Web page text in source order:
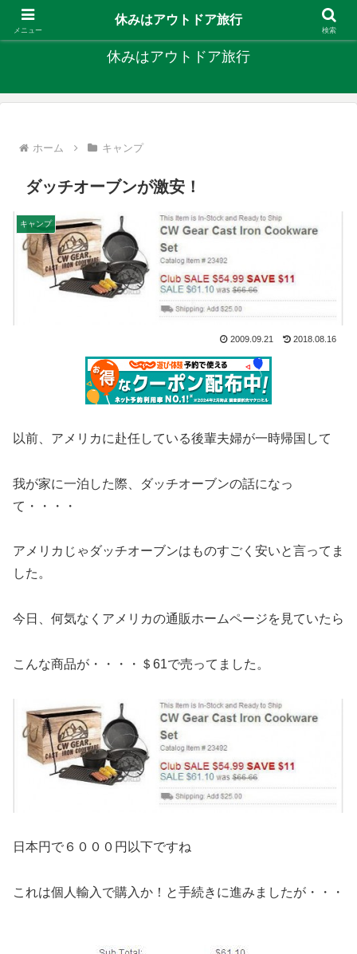
キャンプ、釣り、旅行など外遊びを楽しんでます
休みはアウトドア旅行
ホーム キャンプ
ダッチオーブンが激安！
キャンプ
2009.09.21 2018.08.16
以前、アメリカに赴任している後輩夫婦が一時帰国して
我が家に一泊した際、ダッチオーブンの話になっ
て・・・・
アメリカじゃダッチオーブンはものすごく安いと言ってま
した。
今日、何気なくアメリカの通販ホームページを見ていたら
こんな商品が・・・・＄61で売ってました。
日本円で６０００円以下ですね
これは個人輸入で購入か！と手続きに進みましたが・・・
メニュー
休みはアウトドア旅行
検索